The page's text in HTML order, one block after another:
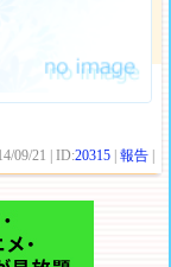
09/21 | ID:20315 |報告